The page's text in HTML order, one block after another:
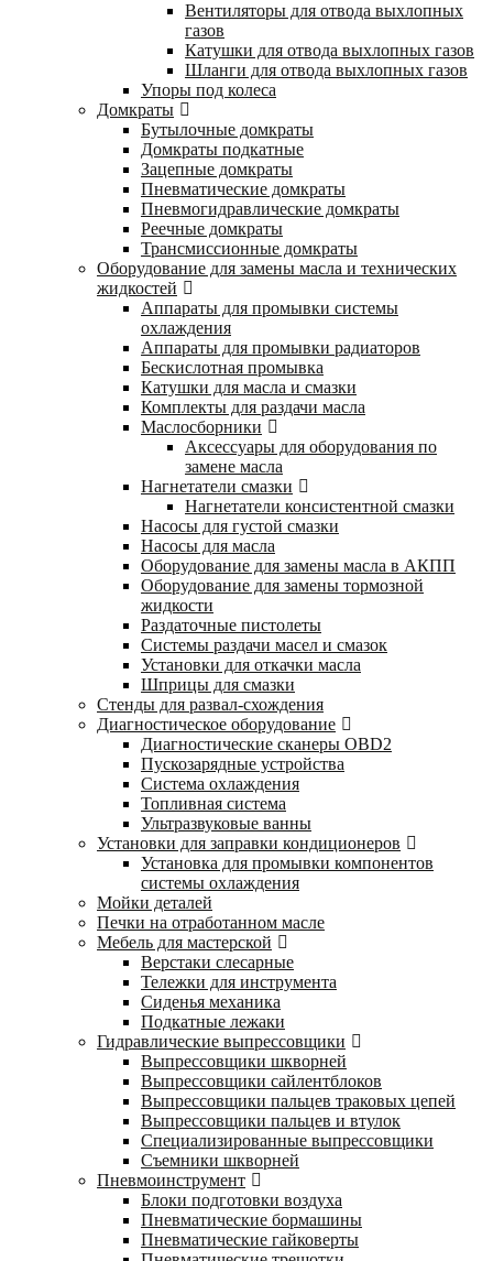
Вентиляторы для отвода выхлопных
газов
Катушки для отвода выхлопных газов
Шланги для отвода выхлопных газов
Упоры под колеса
Домкраты
Бутылочные домкраты
Домкраты подкатные
Зацепные домкраты
Пневматические домкраты
Пневмогидравлические домкраты
Реечные домкраты
Трансмиссионные домкраты
Оборудование для замены масла и технических
жидкостей
Аппараты для промывки системы
охлаждения
Аппараты для промывки радиаторов
Бескислотная промывка
Катушки для масла и смазки
Комплекты для раздачи масла
Маслосборники
Аксессуары для оборудования по
замене масла
Нагнетатели смазки
Нагнетатели консистентной смазки
Насосы для густой смазки
Насосы для масла
Оборудование для замены масла в АКПП
Оборудование для замены тормозной
жидкости
Раздаточные пистолеты
Системы раздачи масел и смазок
Установки для откачки масла
Шприцы для смазки
Стенды для развал-схождения
Диагностическое оборудование
Диагностические сканеры OBD2
Пускозарядные устройства
Система охлаждения
Топливная система
Ультразвуковые ванны
Установки для заправки кондиционеров
Установка для промывки компонентов
системы охлаждения
Мойки деталей
Печки на отработанном масле
Мебель для мастерской
Верстаки слесарные
Тележки для инструмента
Сиденья механика
Подкатные лежаки
Гидравлические выпрессовщики
Выпрессовщики шкворней
Выпрессовщики сайлентблоков
Выпрессовщики пальцев траковых цепей
Выпрессовщики пальцев и втулок
Специализированные выпрессовщики
Cъемники шкворней
Пневмоинструмент
Блоки подготовки воздуха
Пневматические бормашины
Пневматические гайковерты